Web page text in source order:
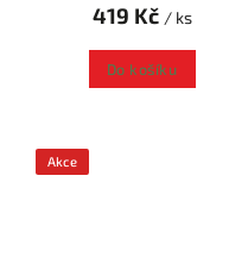
419 Kč / ks
Do košíku
Akce